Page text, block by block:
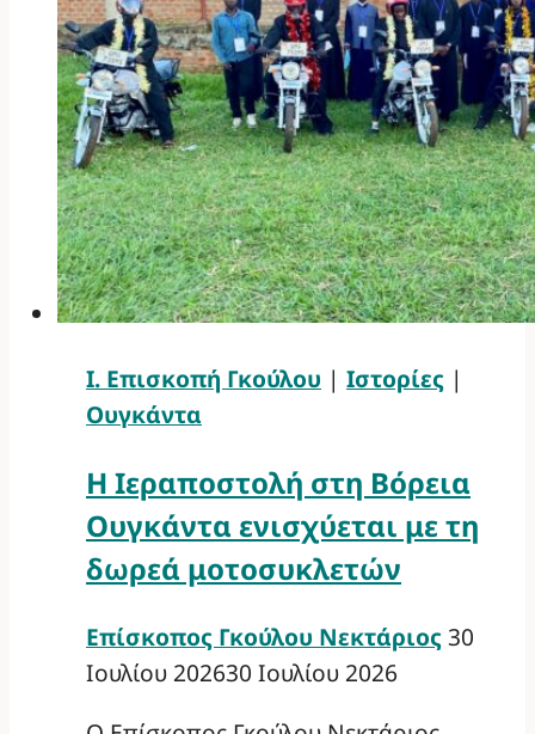
Ι. Επισκοπή Γκούλου | Ιστορίες |
Ουγκάντα
Η Ιεραποστολή στη Βόρεια
Ουγκάντα ενισχύεται με τη
δωρεά μοτοσυκλετών
Επίσκοπος Γκούλου Νεκτάριος30
Ιουλίου 202630 Ιουλίου 2026